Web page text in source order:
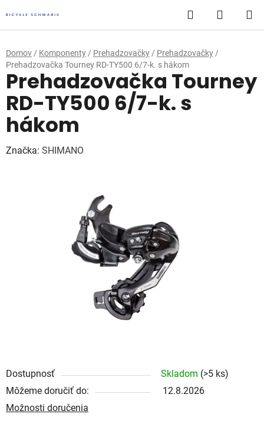
na
obsah
Hľadať
KOŠÍK
Domov / Komponenty / Prehadzovačky / Prehadzovačky /
Prehadzovačka Tourney RD-TY500 6/7-k. s hákom
Dostupnosť Skladom (>5 ks)
Môžeme doručiť do:
12.8.2026
Možnosti doručenia
Prehadzovačka Tourney
RD-TY500 6/7-k. s
hákom
Značka: SHIMANO